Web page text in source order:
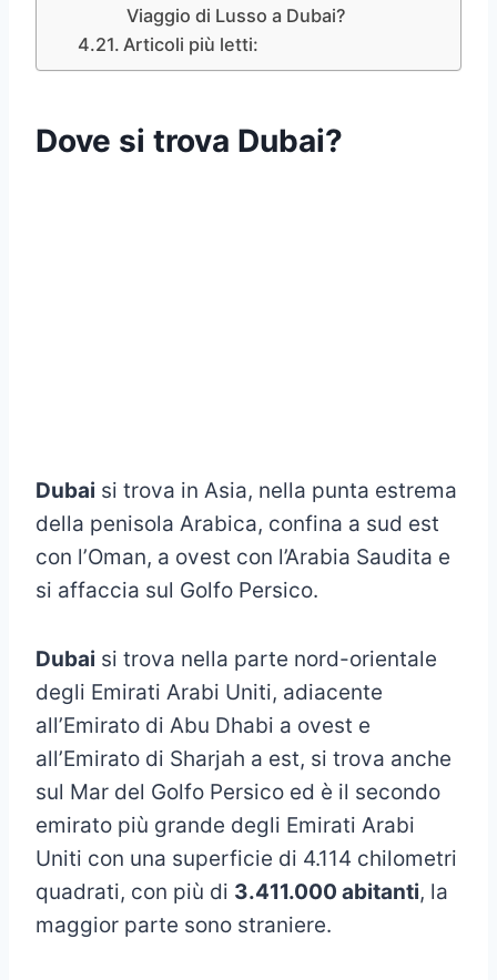
Viaggio di Lusso a Dubai?
Articoli più letti:
Dove si trova Dubai?
Dubai si trova in Asia, nella punta estrema
della penisola Arabica, confina a sud est
con l’Oman, a ovest con l’Arabia Saudita e
si affaccia sul Golfo Persico.
Dubai si trova nella parte nord-orientale
degli Emirati Arabi Uniti, adiacente
all’Emirato di Abu Dhabi a ovest e
all’Emirato di Sharjah a est, si trova anche
sul Mar del Golfo Persico ed è il secondo
emirato più grande degli Emirati Arabi
Uniti con una superficie di 4.114 chilometri
quadrati, con più di 3.411.000 abitanti, la
maggior parte sono straniere.